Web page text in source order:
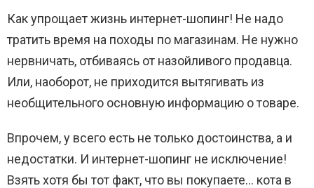
Как упрощает жизнь интернет-шопинг! Не надо
тратить время на походы по магазинам. Не нужно
нервничать, отбиваясь от назойливого продавца.
Или, наоборот, не приходится вытягивать из
необщительного основную информацию о товаре.
Впрочем, у всего есть не только достоинства, а и
недостатки. И интернет-шопинг не исключение!
Взять хотя бы тот факт, что вы покупаете… кота в